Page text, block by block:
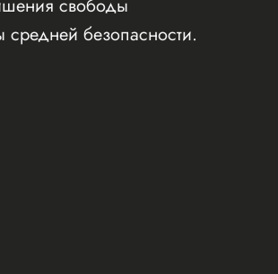
свободы
безопасности.